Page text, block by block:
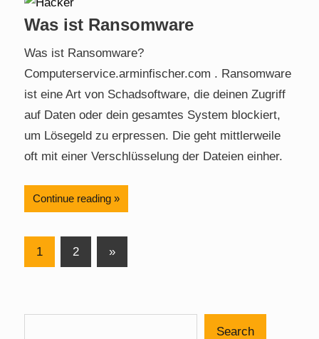
Was ist Ransomware
Was ist Ransomware?
Computerservice.arminfischer.com . Ransomware
ist eine Art von Schadsoftware, die deinen Zugriff
auf Daten oder dein gesamtes System blockiert,
um Lösegeld zu erpressen. Die geht mittlerweile
oft mit einer Verschlüsselung der Dateien einher.
Continue reading
Posts
1 2
Next
Posts
»
Search